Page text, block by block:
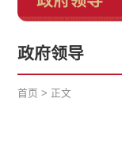
政府领导
首页 > 正文